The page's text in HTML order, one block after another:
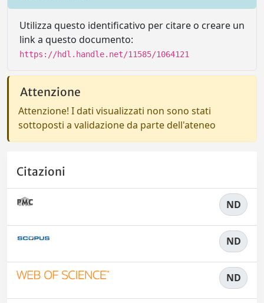
Utilizza questo identificativo per citare o creare un
link a questo documento:
https://hdl.handle.net/11585/1064121
Attenzione
Attenzione! I dati visualizzati non sono stati
sottoposti a validazione da parte dell'ateneo
Citazioni
ND
ND
ND